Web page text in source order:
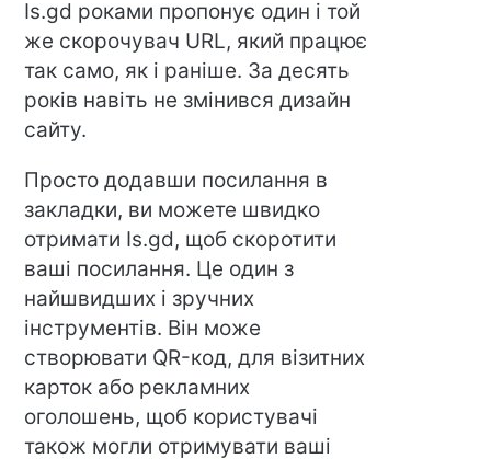
Is.gd роками пропонує один і той
же скорочувач URL, який працює
так само, як і раніше. За десять
років навіть не змінився дизайн
сайту.
Просто додавши посилання в
закладки, ви можете швидко
отримати Is.gd, щоб скоротити
ваші посилання. Це один з
найшвидших і зручних
інструментів. Він може
створювати QR-код, для візитних
карток або рекламних
оголошень, щоб користувачі
також могли отримувати ваші